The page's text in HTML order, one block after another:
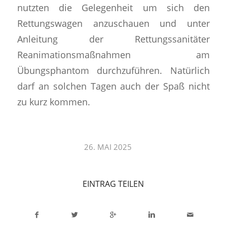
nutzten die Gelegenheit um sich den
Rettungswagen anzuschauen und unter
Anleitung der Rettungssanitäter
Reanimationsmaßnahmen am
Übungsphantom durchzuführen. Natürlich
darf an solchen Tagen auch der Spaß nicht
zu kurz kommen.
26. MAI 2025
/
EINTRAG TEILEN